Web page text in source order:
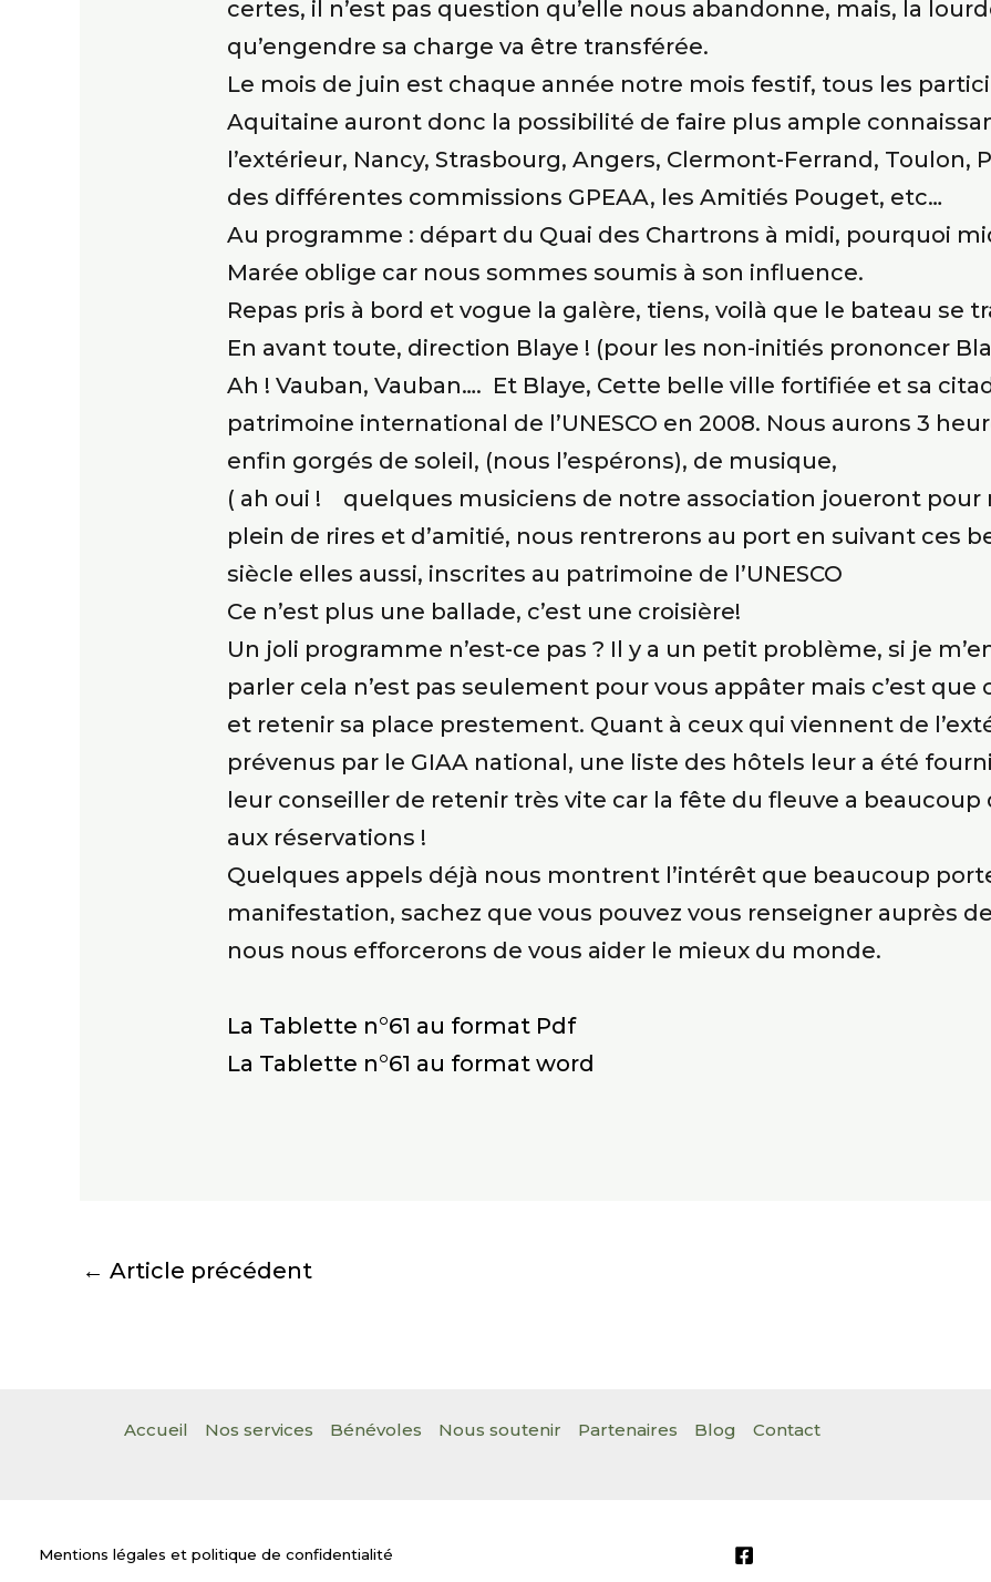
certes, il n’est pas question qu’elle nous abandonne, mais, la
qu’engendre sa charge va être transférée.
Le mois de juin est chaque année notre mois festif, tous les
Aquitaine auront donc la possibilité de faire plus ample
l’extérieur, Nancy, Strasbourg, Angers, Clermont-Ferrand, Toulon,
des différentes commissions GPEAA, les Amitiés Pouget, etc…
Au programme : départ du Quai des Chartrons à midi, pourquoi
Marée oblige car nous sommes soumis à son influence.
Repas pris à bord et vogue la galère, tiens, voilà que le bateau se
En avant toute, direction Blaye ! (pour les non-initiés prononcer
Ah ! Vauban, Vauban…. Et Blaye, Cette belle ville fortifiée et sa
patrimoine international de l’UNESCO en 2008. Nous aurons 3
enfin gorgés de soleil, (nous l’espérons), de musique,
( ah oui ! quelques musiciens de notre association joueront pour
plein de rires et d’amitié, nous rentrerons au port en suivant ces
siècle elles aussi, inscrites au patrimoine de l’UNESCO
Ce n’est plus une ballade, c’est une croisière!
Un joli programme n’est-ce pas ? Il y a un petit problème, si je
parler cela n’est pas seulement pour vous appâter mais c’est
et retenir sa place prestement. Quant à ceux qui viennent de
prévenus par le GIAA national, une liste des hôtels leur a été
leur conseiller de retenir très vite car la fête du fleuve a beaucoup
aux réservations !
Quelques appels déjà nous montrent l’intérêt que beaucoup
manifestation, sachez que vous pouvez vous renseigner auprès
nous nous efforcerons de vous aider le mieux du monde.
La Tablette n°61 au format Pdf
La Tablette n°61 au format word
← Article précédent
Accueil Nos services Bénévoles Nous soutenir Partenaires Blog Contact
Mentions légales et politique de confidentialité